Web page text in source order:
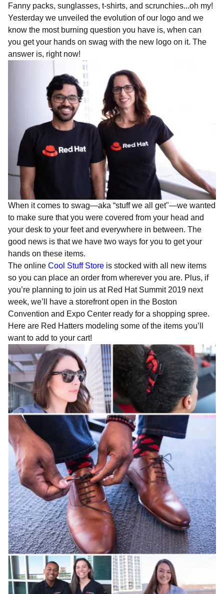
Fanny packs, sunglasses, t-shirts, and scrunchies...oh my!
Yesterday we unveiled the evolution of our logo and we
know the most burning question you have is, when can
you get your hands on swag with the new logo on it. The
answer is, right now!
When it comes to swag—aka “stuff we all get"—we wanted
to make sure that you were covered from your head and
your desk to your feet and everywhere in between. The
good news is that we have two ways for you to get your
hands on these items.
The online Cool Stuff Store is stocked with all new items
so you can place an order from wherever you are. Plus, if
you’re planning to join us at Red Hat Summit 2019 next
week, we’ll have a storefront open in the Boston
Convention and Expo Center ready for a shopping spree.
Here are Red Hatters modeling some of the items you’ll
want to add to your cart!